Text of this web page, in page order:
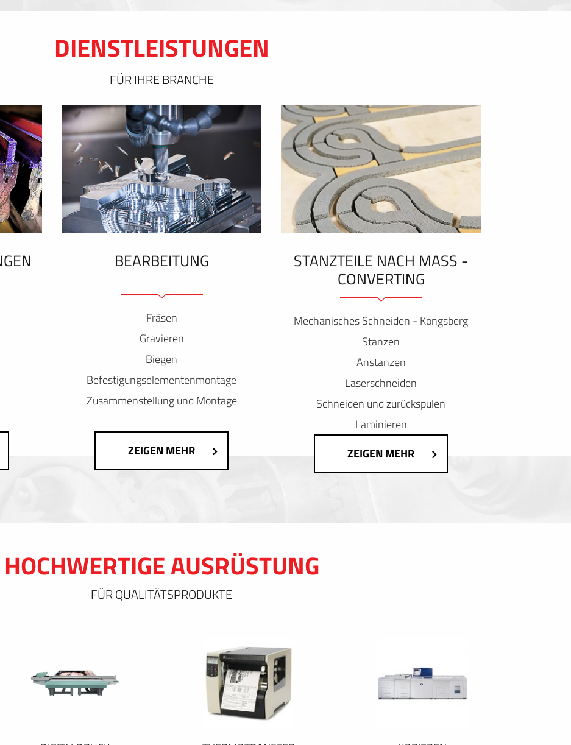
DIENSTLEISTUNGEN
FÜR IHRE BRANCHE
BEARBEITUNG
Fräsen
Gravieren
Biegen
Befestigungselementenmontage
Zusammenstellung und Montage
ZEIGEN MEHR
STANZTEILE NACH MASS - C
ONVERTING
Mechanisches Schneiden - Kongsberg
Stanzen
Anstanzen
Laserschneiden
Schneiden und zurückspulen
Laminieren
ZEIGEN MEHR
HOCHWERTIGE AUSRÜSTUNG
FÜR QUALITÄTSPRODUKTE